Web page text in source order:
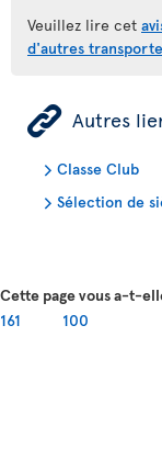
Veuillez lire cet
d'autres
ÿ Autres
Classe Club
Sélection de
Cette page vous a-t-
161
100